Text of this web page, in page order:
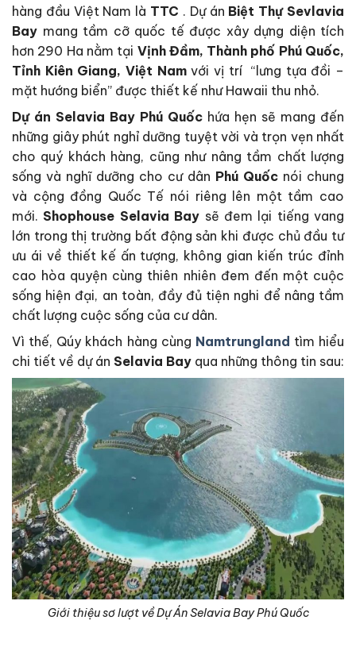
hàng đầu Việt Nam là TTC . Dự án Biệt Thự Sevlavia
Bay mang tầm cỡ quốc tế được xây dựng diện tích
hơn 290 Ha nằm tại Vịnh Đầm, Thành phố Phú Quốc,
Tỉnh Kiên Giang, Việt Namvới vị trí “lưng tựa đồi –
mặt hướng biển” được thiết kế như Hawaii thu nhỏ.
Dự án Selavia Bay Phú Quốc hứa hẹn sẽ mang đến
những giây phút nghỉ dưỡng tuyệt vời và trọn vẹn nhất
cho quý khách hàng, cũng như nâng tầm chất lượng
sống và nghĩ dưỡng cho cư dân Phú Quốc nói chung
và cộng đồng Quốc Tế nói riêng lên một tầm cao
mới. Shophouse Selavia Bay sẽ đem lại tiếng vang
lớn trong thị trường bất động sản khi được chủ đầu tư
ưu ái về thiết kế ấn tượng, không gian kiến trúc đỉnh
cao hòa quyện cùng thiên nhiên đem đến một cuộc
sống hiện đại, an toàn, đầy đủ tiện nghi để nâng tầm
chất lượng cuộc sống của cư dân.
Vì thế, Qúy khách hàng cùng Namtrungland tìm hiểu
chi tiết về dự án Selavia Bay qua những thông tin sau:
Giới thiệu sơ lượt về Dự Án Selavia Bay Phú Quốc